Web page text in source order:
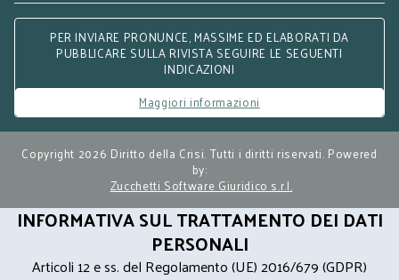
PER INVIARE PRONUNCE, MASSIME ED ELABORATI DA
PUBBLICARE SULLA RIVISTA SEGUIRE LE SEGUENTI
INDICAZIONI
Maggiori informazioni
Copyright 2026 Diritto della Crisi. Tutti i diritti riservati. Powered
by:
Zucchetti Software Giuridico s.r.l.
INFORMATIVA SUL TRATTAMENTO DEI DATI
PERSONALI
Articoli 12 e ss. del Regolamento (UE) 2016/679 (GDPR)